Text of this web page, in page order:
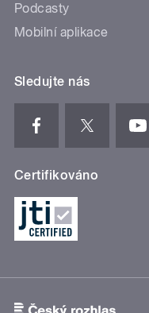
Podcasty
Mobilní aplikace
Sledujte nás
Certifikováno